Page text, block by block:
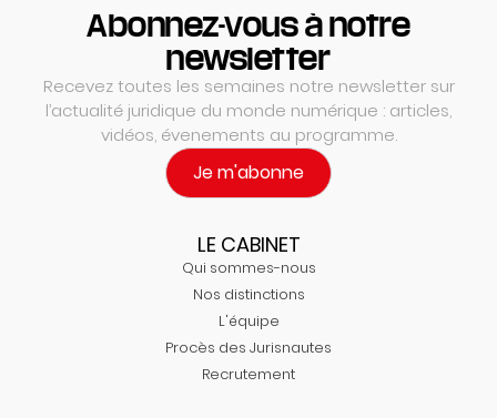
Abonnez-vous à notre
newsletter
Recevez toutes les semaines notre newsletter sur
l’actualité juridique du monde numérique : articles,
vidéos, évenements au programme.
Je m'abonne
LE CABINET
Qui sommes-nous
Nos distinctions
L'équipe
Procès des Jurisnautes
Recrutement